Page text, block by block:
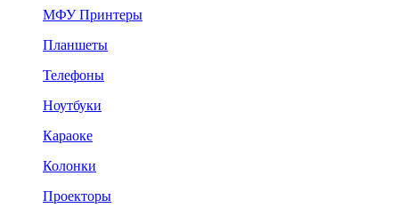
МФУ Принтеры
Планшеты
Телефоны
Ноутбуки
Караоке
Колонки
Проекторы